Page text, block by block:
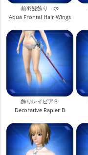
前羽髪飾り 水
Aqua Frontal Hair Wings
飾りレイピアＢ
Decorative Rapier B